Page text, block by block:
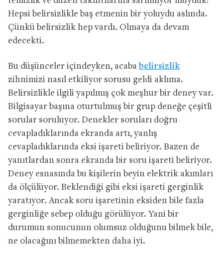
Hepsi belirsizlikle baş etmenin bir yoluydu aslında.
Çünkü belirsizlik hep vardı. Olmaya da devam
edecekti.
Bu düşünceler içindeyken, acaba belirsizlik
zihnimizi nasıl etkiliyor sorusu geldi aklıma.
Belirsizlikle ilgili yapılmış çok meşhur bir deney var.
Bilgisayar başına oturtulmuş bir grup deneğe çeşitli
sorular soruluyor. Denekler soruları doğru
cevapladıklarında ekranda artı, yanlış
cevapladıklarında eksi işareti beliriyor. Bazen de
yanıtlardan sonra ekranda bir soru işareti beliriyor.
Deney esnasında bu kişilerin beyin elektrik akımları
da ölçülüyor. Beklendiği gibi eksi işareti gerginlik
yaratıyor. Ancak soru işaretinin eksiden bile fazla
gerginliğe sebep olduğu görülüyor. Yani bir
durumun sonucunun olumsuz olduğunu bilmek bile,
ne olacağını bilmemekten daha iyi.